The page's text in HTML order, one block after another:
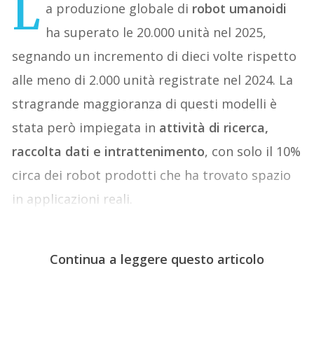
L a produzione globale di robot umanoidi
ha superato le 20.000 unità nel 2025,
segnando un incremento di dieci volte rispetto
alle meno di 2.000 unità registrate nel 2024. La
stragrande maggioranza di questi modelli è
stata però impiegata in attività di ricerca,
raccolta dati e intrattenimento, con solo il 10%
circa dei robot prodotti che ha trovato spazio
in applicazioni reali.
Continua a leggere questo articolo